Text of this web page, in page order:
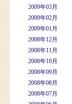
2009年03月
2009年02月
2009年01月
2008年12月
2008年11月
2008年10月
2008年09月
2008年08月
2008年07月